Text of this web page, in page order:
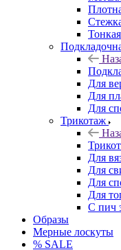
Тонкая
Для
Для
Для
Трикотаж
Для
Для
Для
Для
С пич
Образы
Мерные лоскуты
% SALE